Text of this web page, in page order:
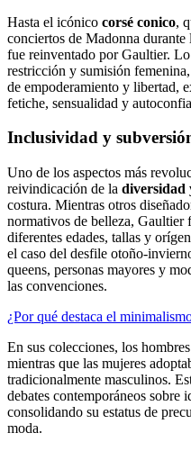
Hasta el icónico corsé conico,
conciertos de Madonna
fue reinventado por Gaultier.
restricción y sumisión
de empoderamiento y libertad,
fetiche, sensualidad y
Inclusividad y
Uno de los aspectos más
reivindicación de la diversidad
costura. Mientras otros
normativos de belleza,
diferentes edades, tallas y
el caso del desfile otoño-
queens, personas mayores y
las convenciones.
¿Por qué destaca el
En sus colecciones, los
mientras que las mujeres
tradicionalmente masculinos.
debates contemporáneos sobre
consolidando su estatus de
moda.